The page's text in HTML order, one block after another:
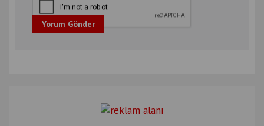
Yorum Gönder